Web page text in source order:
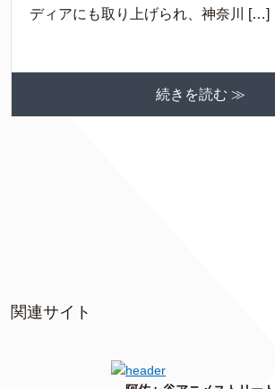
ディアにも取り上げられ、神奈川 […]
続きを読む ≫
関連サイト